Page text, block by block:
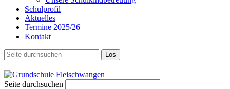
Schulprofil
Aktuelles
Termine 2025/26
Kontakt
Seite durchsuchen